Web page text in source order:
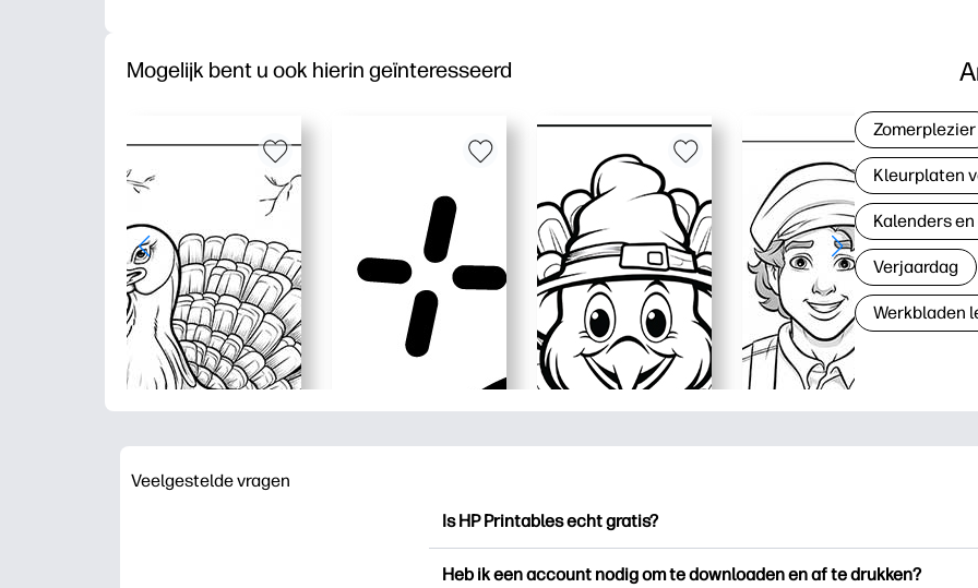
Mogelijk bent u ook hierin geïnteresseerd
Zomerplezier
Kleurplaten
Kalenders
Verjaardag
Werkbladen
Veelgestelde vragen
Is HP Printables echt gratis?
Heb ik een account nodig om te downloaden en af te drukken?